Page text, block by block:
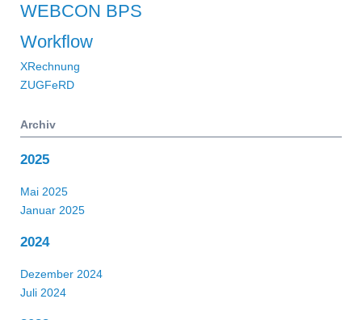
WEBCON BPS
Workflow
XRechnung
ZUGFeRD
Archiv
2025
Mai 2025
Januar 2025
2024
Dezember 2024
Juli 2024